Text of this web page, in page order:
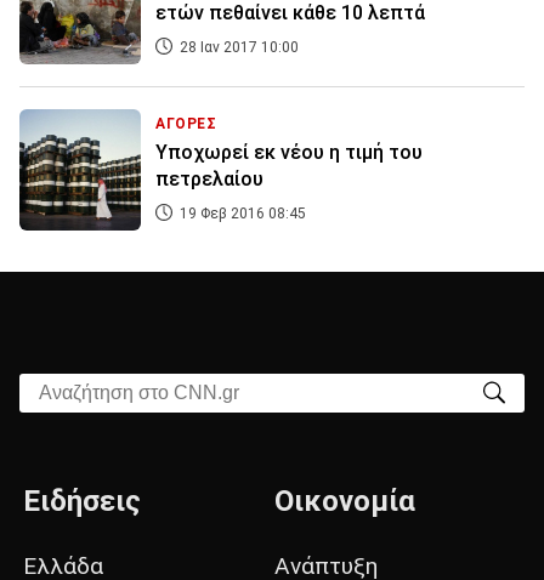
ετών πεθαίνει κάθε 10 λεπτά
28 Ιαν 2017 10:00
ΑΓΟΡΕΣ
Υποχωρεί εκ νέου η τιμή του
πετρελαίου
19 Φεβ 2016 08:45
Αναζήτηση στο CNN.gr
Ειδήσεις
Ελλάδα
Οικονομία
Ανάπτυξη